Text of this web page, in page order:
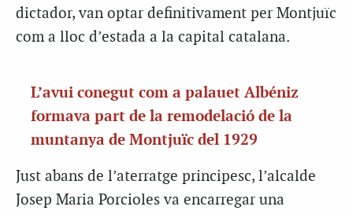
dictador, van optar definitivament per Montjuïc
com a lloc d’estada a la capital catalana.
L’avui conegut com a palauet Albéniz
formava part de la remodelació de la
muntanya de Montjuïc del 1929
Just abans de l’aterratge principesc, l’alcalde
Josep Maria Porcioles va encarregar una